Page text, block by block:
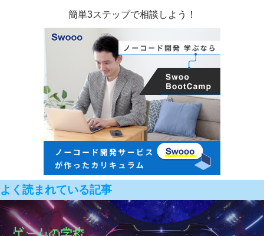
簡単3ステップで相談しよう！
よく読まれている記事